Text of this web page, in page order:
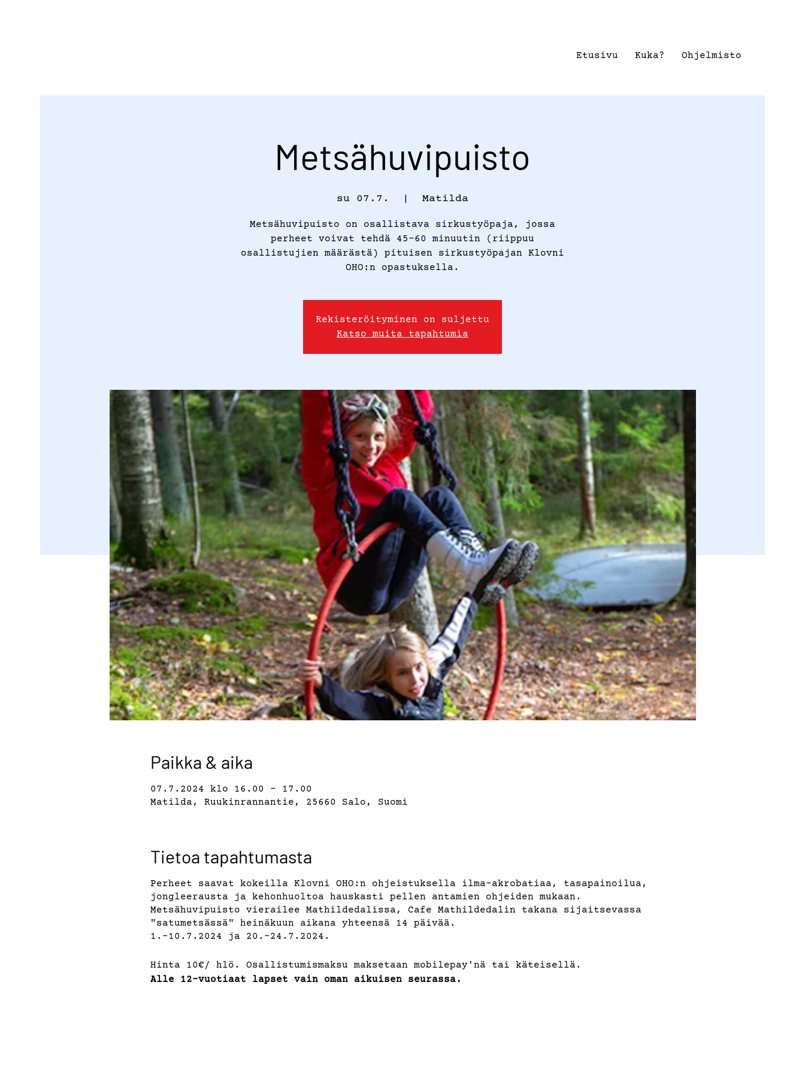
Etusivu Kuka? Ohjelmisto
Metsähuvipuisto
su 07.7. Matilda
Metsähuvipuisto on osallistava sirkustyöpaja, jossa
perheet voivat tehdä 45-60 minuutin (riippuu
osallistujien määrästä) pituisen sirkustyöpajan Klovni
OHO:n opastuksella.
Rekisteröityminen on suljettu
Katso muita tapahtumia
Paikka & aika
07.7.2024 klo 16.00 – 17.00
Matilda, Ruukinrannantie, 25660 Salo, Suomi
Tietoa tapahtumasta
Perheet saavat kokeilla Klovni OHO:n ohjeistuksella ilma-akrobatiaa, tasapainoilua,
jongleerausta ja kehonhuoltoa hauskasti pellen antamien ohjeiden mukaan.
Metsähuvipuisto vierailee Mathildedalissa, Cafe Mathildedalin takana sijaitsevassa
"satumetsässä" heinäkuun aikana yhteensä 14 päivää.
1.-10.7.2024 ja 20.-24.7.2024.
Hinta 10€/ hlö. Osallistumismaksu maksetaan mobilepay'nä tai käteisellä.
Alle 12-vuotiaat lapset vain oman aikuisen seurassa.